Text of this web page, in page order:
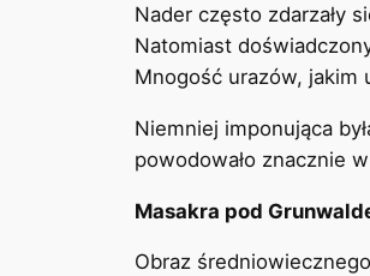
Nader często zdarzały
Natomiast
Mnogość urazów, jakim
Niemniej imponująca
powodowało znacznie
Masakra pod
Obraz